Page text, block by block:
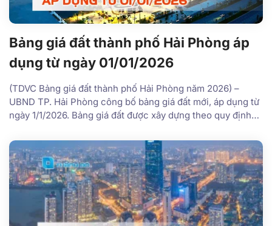
Bảng giá đất thành phố Hải Phòng áp
dụng từ ngày 01/01/2026
(TDVC Bảng giá đất thành phố Hải Phòng năm 2026) –
UBND TP. Hải Phòng công bố bảng giá đất mới, áp dụng từ
ngày 1/1/2026. Bảng giá đất được xây dựng theo quy định
đất ở cao nhất lên tới 160 […]